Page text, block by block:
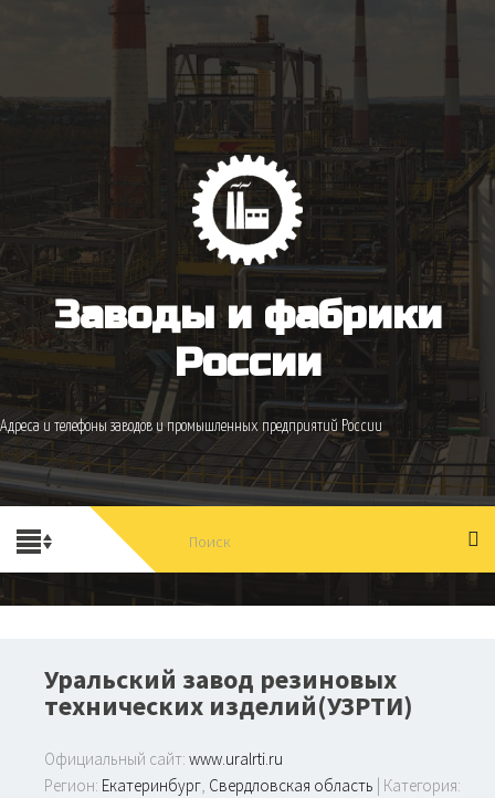
Заводы и фабрики
России
Адреса и телефоны заводов и промышленных предприятий России
Уральский завод резиновых
технических изделий(УЗРТИ)
Официальный сайт: www.uralrti.ru
Регион: Екатеринбург, Свердловская область | Категория: